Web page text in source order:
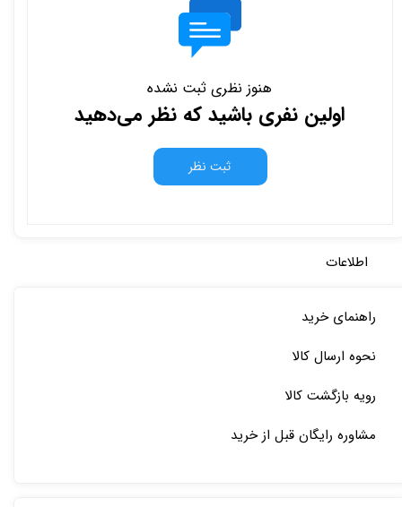
هنوز نظری ثبت نشده
اولین نفری باشید که نظر می‌دهید
ثبت نظر
راهنمای خرید
نحوه ارسال کالا
رویه بازگشت کالا
مشاوره رایگان قبل از خرید
اطلاعات